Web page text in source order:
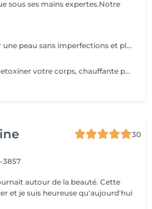
sous ses mains expertes.Notre
Nettoyage en profondeur pour une peau sans imperfections et plus lisse
boue marine Phytomer pour detoxiner votre corps, chauffante pour délasser vos muscles
30
3857
autour de la beauté. Cette
et je suis heureuse qu'aujourd'hui